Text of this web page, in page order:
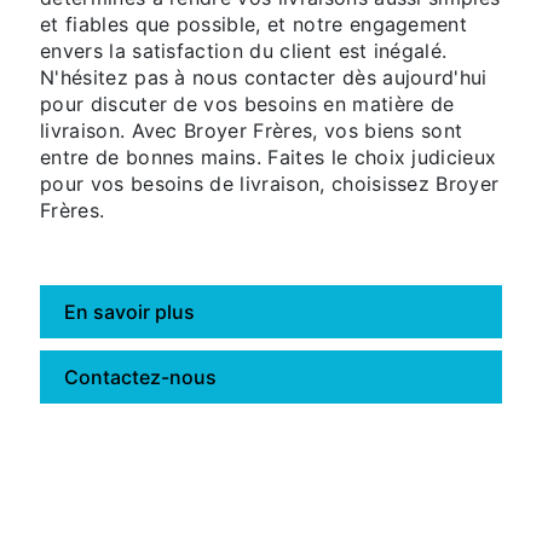
et fiables que possible, et notre engagement
envers la satisfaction du client est inégalé.
N'hésitez pas à nous contacter dès aujourd'hui
pour discuter de vos besoins en matière de
livraison. Avec Broyer Frères, vos biens sont
entre de bonnes mains. Faites le choix judicieux
pour vos besoins de livraison, choisissez Broyer
Frères.
En savoir plus
Contactez-nous